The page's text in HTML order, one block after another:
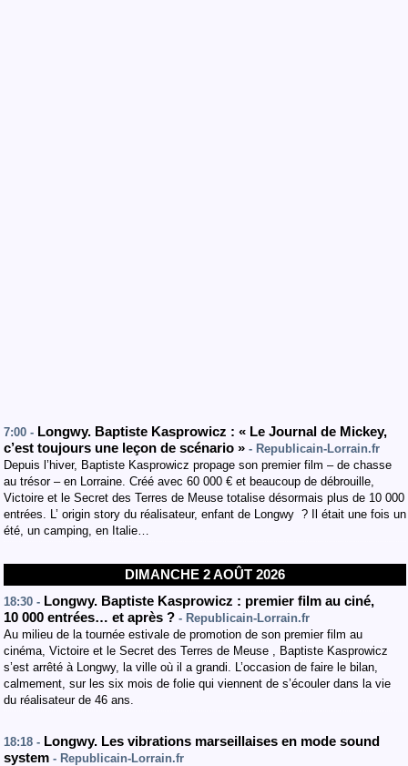
7:00 - Longwy. Baptiste Kasprowicz : « Le Journal de Mickey,
c’est toujours une leçon de scénario » - Republicain-Lorrain.fr
Depuis l’hiver, Baptiste Kasprowicz propage son premier film – de chasse
au trésor – en Lorraine. Créé avec 60 000 € et beaucoup de débrouille,
Victoire et le Secret des Terres de Meuse totalise désormais plus de 10 000
entrées. L’ origin story du réalisateur, enfant de Longwy ? Il était une fois un
été, un camping, en Italie…
DIMANCHE 2 AOÛT 2026
18:30 - Longwy. Baptiste Kasprowicz : premier film au ciné,
10 000 entrées… et après ? - Republicain-Lorrain.fr
Au milieu de la tournée estivale de promotion de son premier film au
cinéma, Victoire et le Secret des Terres de Meuse , Baptiste Kasprowicz
s’est arrêté à Longwy, la ville où il a grandi. L’occasion de faire le bilan,
calmement, sur les six mois de folie qui viennent de s’écouler dans la vie
du réalisateur de 46 ans.
18:18 - Longwy. Les vibrations marseillaises en mode sound
system - Republicain-Lorrain.fr